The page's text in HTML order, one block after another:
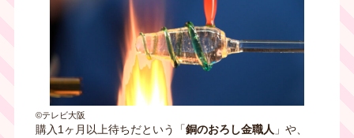
©テレビ大阪
購入1ヶ月以上待ちだという「銅のおろし金職人 」や、